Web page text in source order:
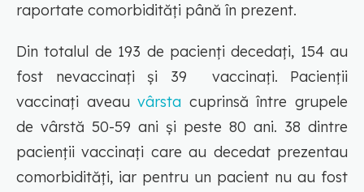
raportate comorbidități până în prezent.
Din totalul de 193 de pacienți decedați, 154 au
fost nevaccinați și 39 vaccinați. Pacienții
vaccinați aveauvârsta cuprinsă între grupele
de vârstă 50-59 ani și peste 80 ani. 38 dintre
pacienții vaccinați care au decedat prezentau
comorbidități, iar pentru un pacient nu au fost